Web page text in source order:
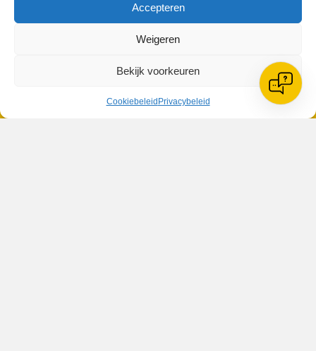
Accepteren
Weigeren
Bekijk voorkeuren
Cookiebeleid Privacybeleid
Berichten seizoen 2018-2019